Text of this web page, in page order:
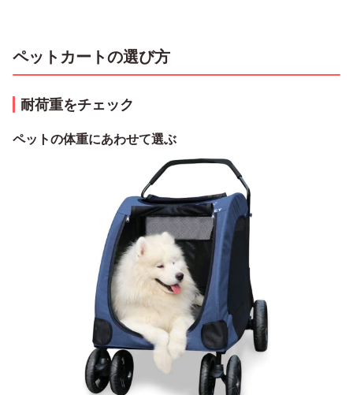
ペットカートの選び方
耐荷重をチェック
ペットの体重にあわせて選ぶ